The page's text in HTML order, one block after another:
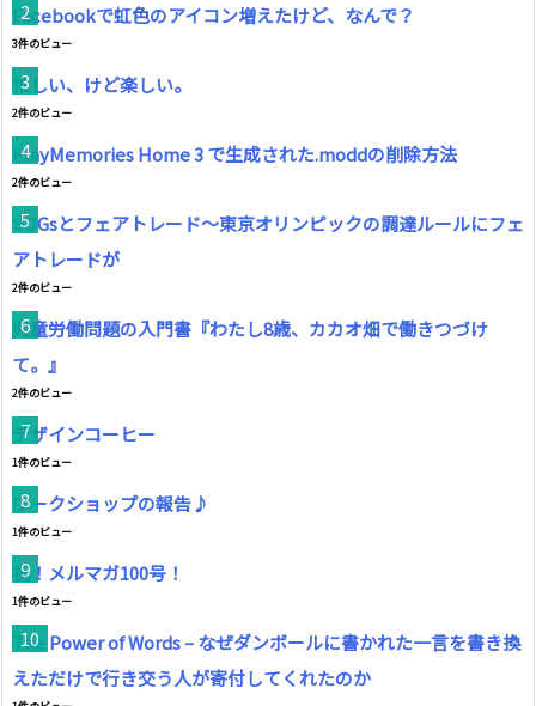
Facebookで虹色のアイコン増えたけど、なんで？
3件のビュー
忙しい、けど楽しい。
2件のビュー
PlayMemories Home 3 で生成された.moddの削除方法
2件のビュー
SDGsとフェアトレード～東京オリンピックの調達ルールにフェ
アトレードが
2件のビュー
児童労働問題の入門書『わたし8歳、カカオ畑で働きつづけ
て。』
2件のビュー
デザインコーヒー
1件のビュー
ワークショップの報告♪
1件のビュー
祝！メルマガ100号！
1件のビュー
The Power of Words – なぜダンボールに書かれた一言を書き換
えただけで行き交う人が寄付してくれたのか